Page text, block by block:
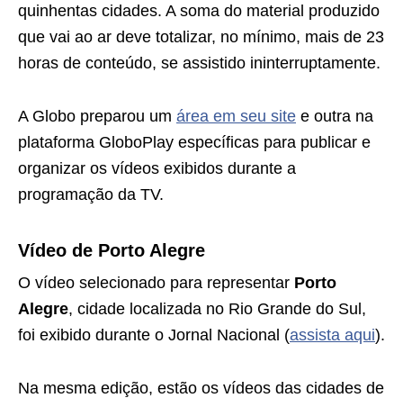
quinhentas cidades. A soma do material produzido
que vai ao ar deve totalizar, no mínimo, mais de 23
horas de conteúdo, se assistido ininterruptamente.
A Globo preparou um área em seu site e outra na
plataforma GloboPlay específicas para publicar e
organizar os vídeos exibidos durante a
programação da TV.
Vídeo de Porto Alegre
O vídeo selecionado para representar Porto
Alegre, cidade localizada no Rio Grande do Sul,
foi exibido durante o Jornal Nacional (assista aqui).
Na mesma edição, estão os vídeos das cidades de